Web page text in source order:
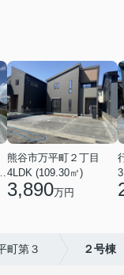
(111.78㎡)
熊谷市万平町２丁目
4LDK (109.30㎡)
3,890万円
町第３ ２号棟